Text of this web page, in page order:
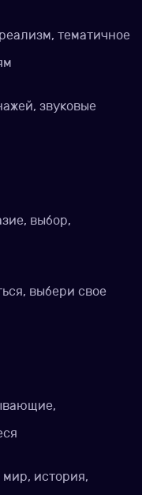
тематичное
звуковые
выбор,
выбери свое
история,